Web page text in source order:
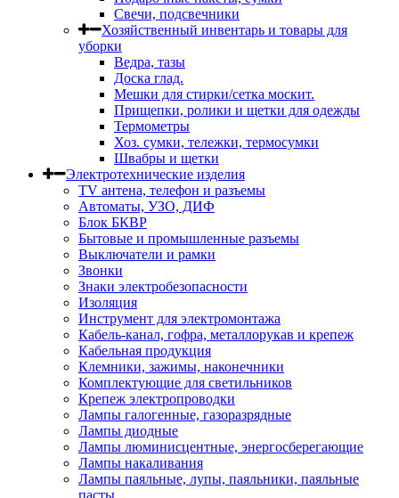
Свечи, подсвечники
Хозяйственный инвентарь и товары для
уборки
Ведра, тазы
Доска глад.
Мешки для стирки/сетка москит.
Прищепки, ролики и щетки для одежды
Термометры
Хоз. сумки, тележки, термосумки
Швабры и щетки
Электротехнические изделия
TV aнтена, телефон и разъемы
Автоматы, УЗО, ДИФ
Блок БКВР
Бытовые и промышленные разъемы
Выключатели и рамки
Звонки
Знаки электробезопасности
Изоляция
Инструмент для электромонтажа
Кабель-канал, гофра, металлорукав и крепеж
Кабельная продукция
Клемники, зажимы, наконечники
Комплектующие для светильников
Крепеж электропроводки
Лампы галогенные, газоразрядные
Лампы диодные
Лампы люминисцентные, энергосберегающие
Лампы накаливания
Лампы паяльные, лупы, паяльники, паяльные
пасты